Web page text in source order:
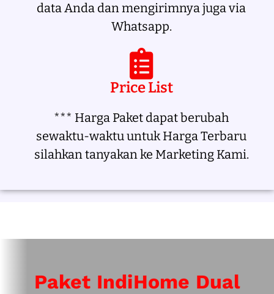
data Anda dan mengirimnya juga via
Whatsapp.
Price List
*** Harga Paket dapat berubah
sewaktu-waktu untuk Harga Terbaru
silahkan tanyakan ke Marketing Kami.
Paket IndiHome Dual